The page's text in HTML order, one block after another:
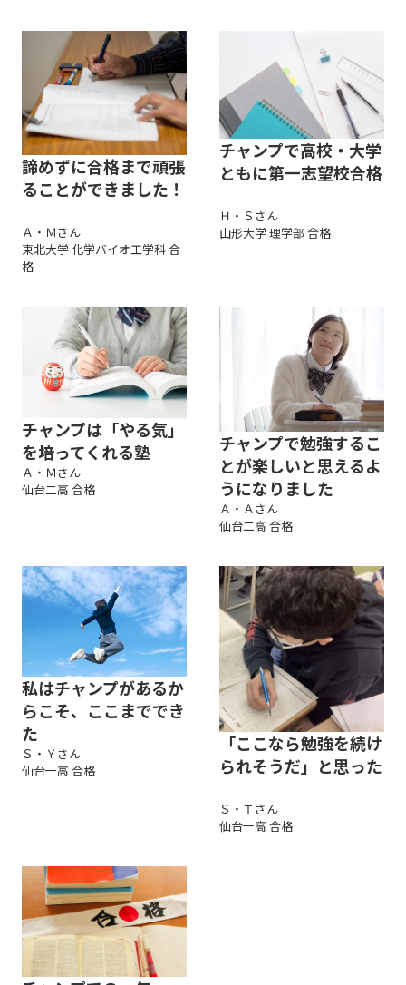
諦めずに合格まで頑張
ることができました！
Ａ・Ｍさん
東北大学 化学バイオ工学科 合
格
チャンプで高校・大学
ともに第一志望校合格
Ｈ・Ｓさん
山形大学 理学部 合格
チャンプは「やる気」
を培ってくれる塾
Ａ・Ｍさん
仙台二高 合格
チャンプで勉強するこ
とが楽しいと思えるよ
うになりました
Ａ・Ａさん
仙台二高 合格
私はチャンプがあるか
らこそ、ここまででき
た
Ｓ・Ｙさん
仙台一高 合格
「ここなら勉強を続け
られそうだ」と思った
Ｓ・Ｔさん
仙台一高 合格